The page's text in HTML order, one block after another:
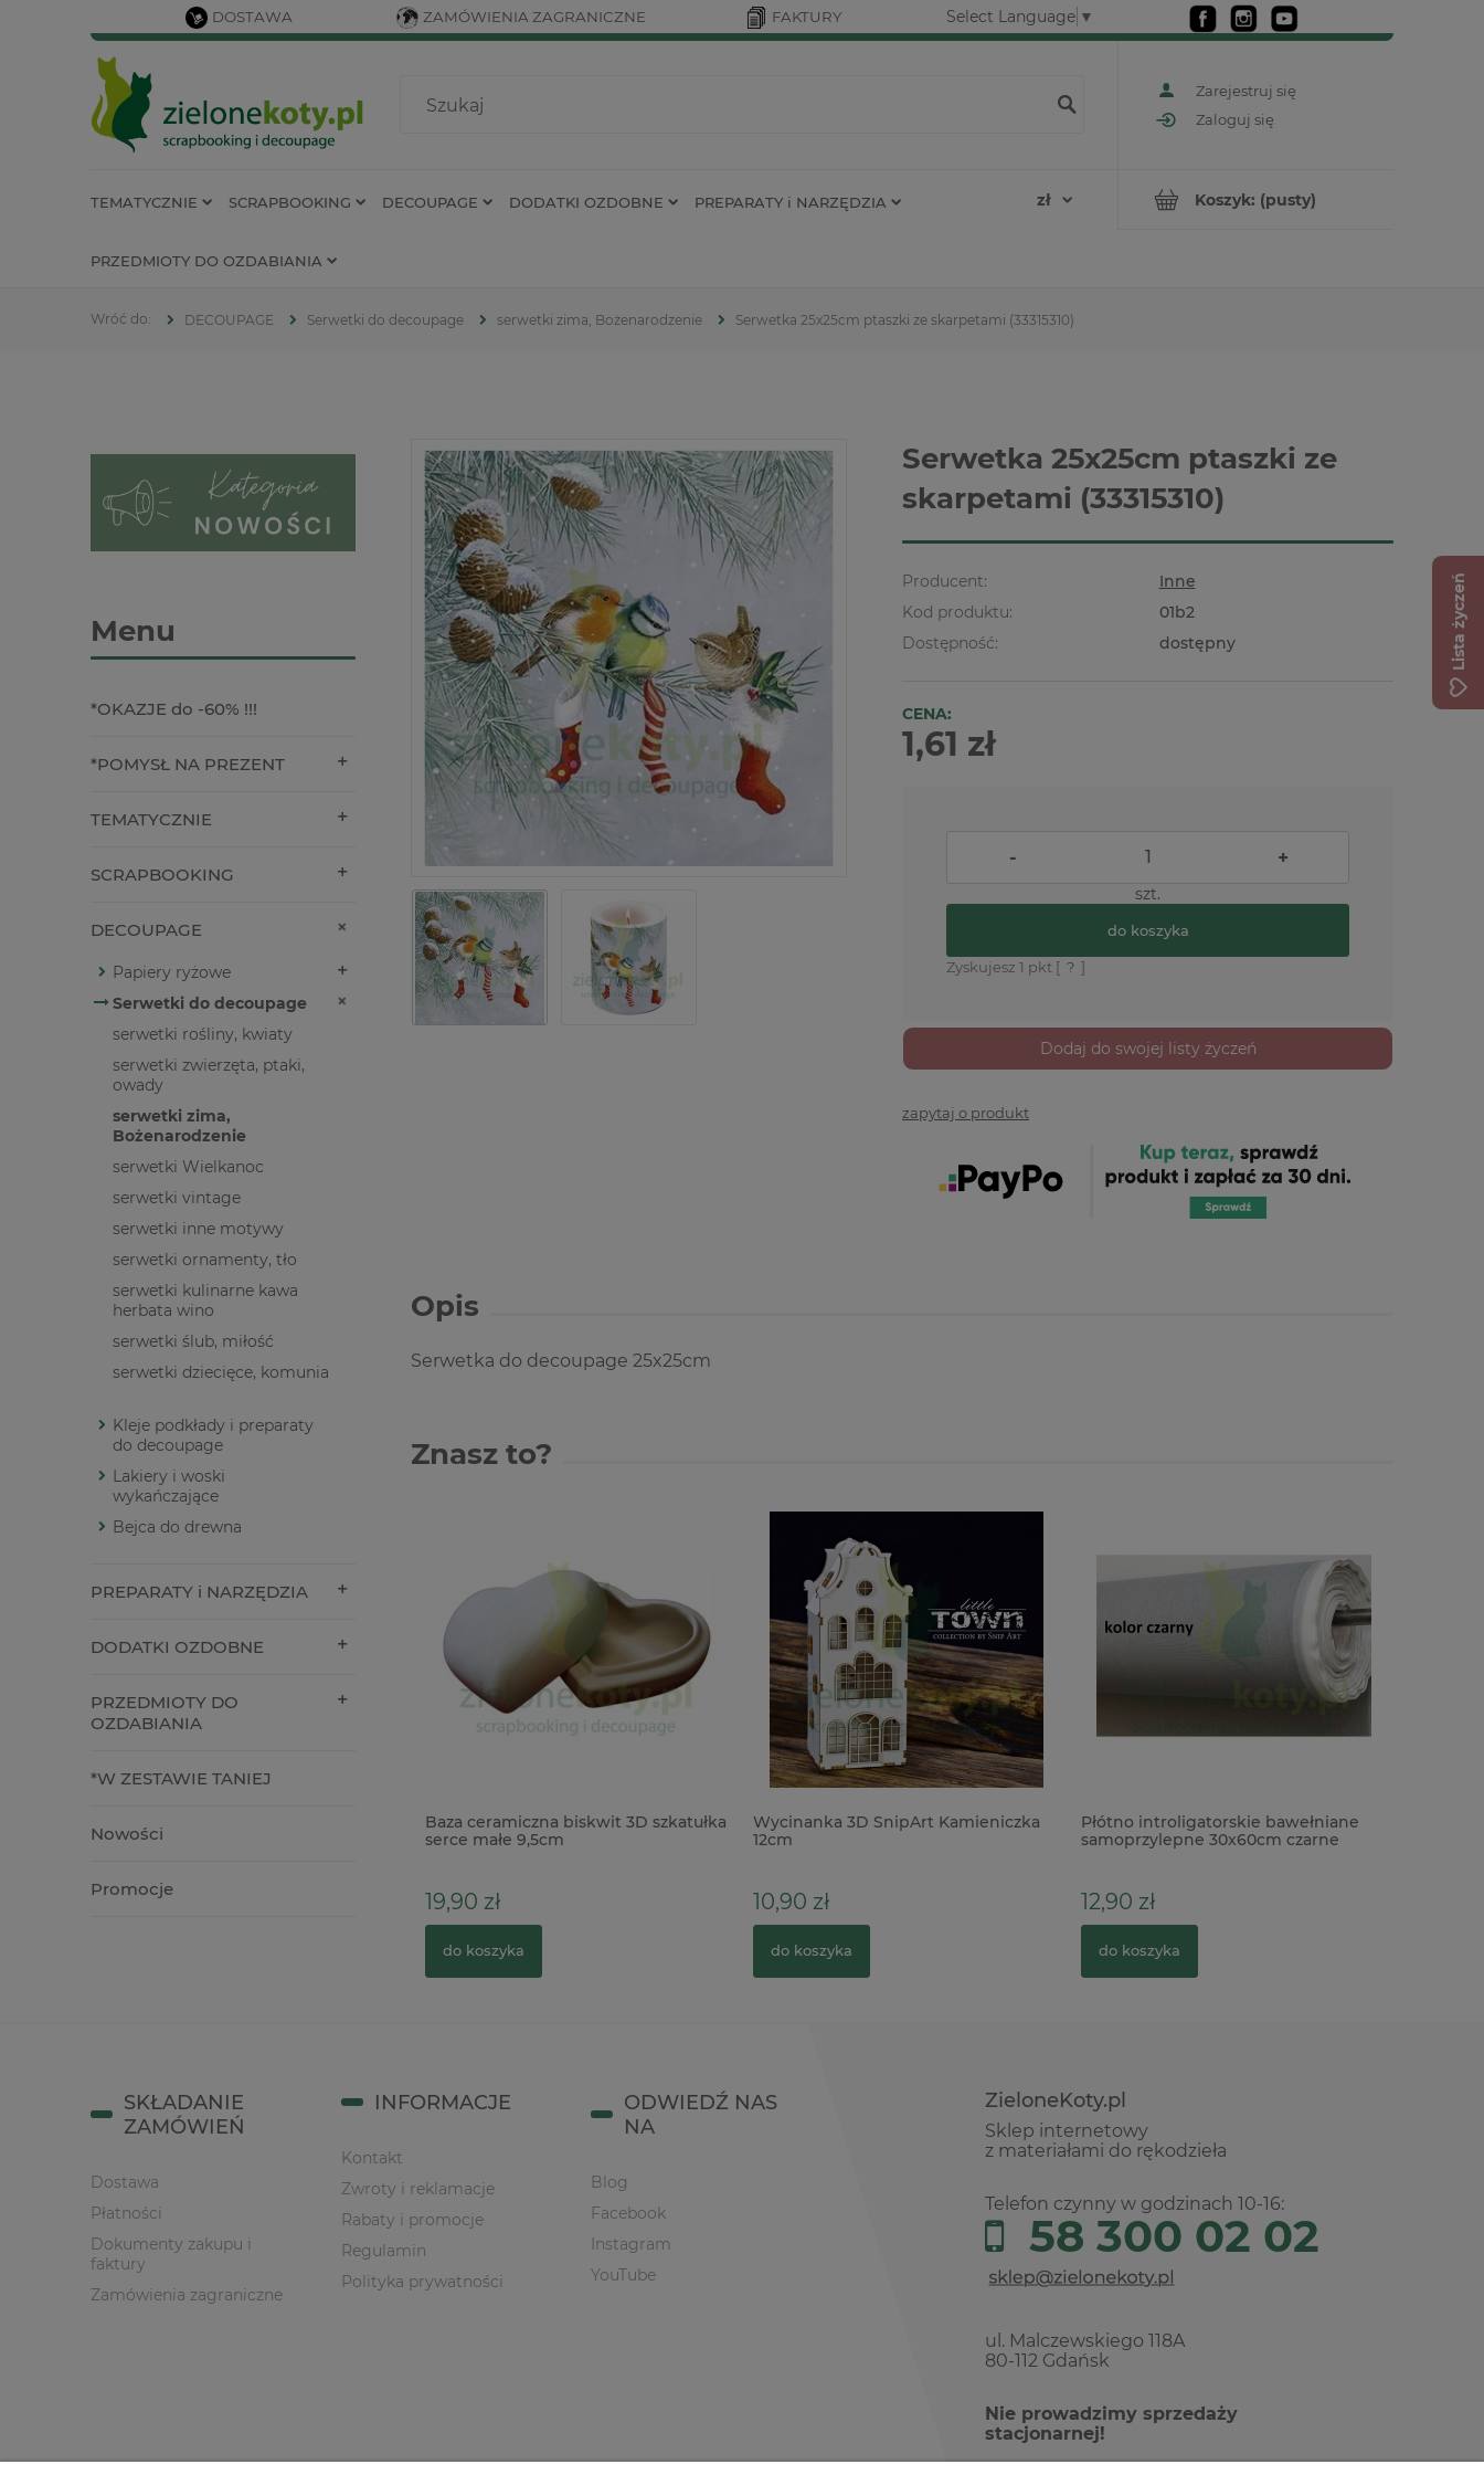
DOSTAWA ZAMÓWIENIA ZAGRANICZNE FAKTURY Select Language ▼
Zarejestruj się
Zaloguj się
Koszyk: (pusty)
TEMATYCZNIE SCRAPBOOKING DECOUPAGE DODATKI OZDOBNE PREPARATY i NARZĘDZIA
PRZEDMIOTY DO OZDABIANIA
DECOUPAGE Serwetki do decoupage serwetki zima, Bożenarodzenie Serwetka 25x25cm ptaszki ze skarpetami (33315310)
Menu
*OKAZJE do -60% !!!
*POMYSŁ NA PREZENT
TEMATYCZNIE
SCRAPBOOKING
DECOUPAGE
Papiery ryżowe
Serwetki do decoupage
serwetki rośliny, kwiaty
serwetki zwierzęta, ptaki,
owady
serwetki zima,
Bożenarodzenie
serwetki Wielkanoc
serwetki vintage
serwetki inne motywy
serwetki ornamenty, tło
serwetki kulinarne kawa
herbata wino
serwetki ślub, miłość
serwetki dziecięce, komunia
Kleje podkłady i preparaty
do decoupage
Lakiery i woski
wykańczające
Bejca do drewna
PREPARATY i NARZĘDZIA
DODATKI OZDOBNE
PRZEDMIOTY DO
OZDABIANIA
*W ZESTAWIE TANIEJ
Nowości
Promocje
Serwetka 25x25cm ptaszki ze
skarpetami (33315310)
Producent:
Inne
Kod produktu:
01b2
Dostępność:
dostępny
CENA:
1,61 zł
- +
szt.
do koszyka
Zyskujesz 1 pkt [ ? ]
Dodaj do swojej listy życzeń
zapytaj o produkt
Opis
Serwetka do decoupage 25x25cm
Znasz to?
15cm do powieszenia
18,00 zł
Baza ceramiczna biskwit 3D szkatułka
serce małe 9,5cm
19,90 zł
do koszyka
Wycinanka 3D SnipArt Kamieniczka
12cm
10,90 zł
do koszyka
Płótno introligatorskie bawełniane
samoprzylepne 30x60cm czarne
12,90 zł
do koszyka
ZieloneKoty.pl
Sklep internetowy
z materiałami do rękodzieła
Telefon czynny w godzinach 10-16:
58 300 02 02
ul. Malczewskiego 118A
80-112 Gdańsk
Nie prowadzimy sprzedaży
stacjonarnej!
SKŁADANIE
ZAMÓWIEŃ
Dostawa
Płatności
Dokumenty zakupu i
faktury
Zamówienia zagraniczne
INFORMACJE
Kontakt
Zwroty i reklamacje
Rabaty i promocje
Regulamin
Polityka prywatności
ODWIEDŹ NAS
NA
Blog
Facebook
Instagram
YouTube
Lista życzeń